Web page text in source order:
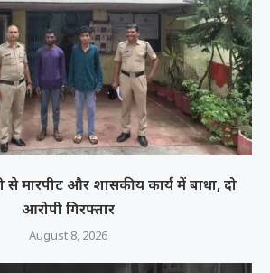
से मारपीट और शासकीय कार्य में बाधा, दो
आरोपी गिरफ्तार
August 8, 2026